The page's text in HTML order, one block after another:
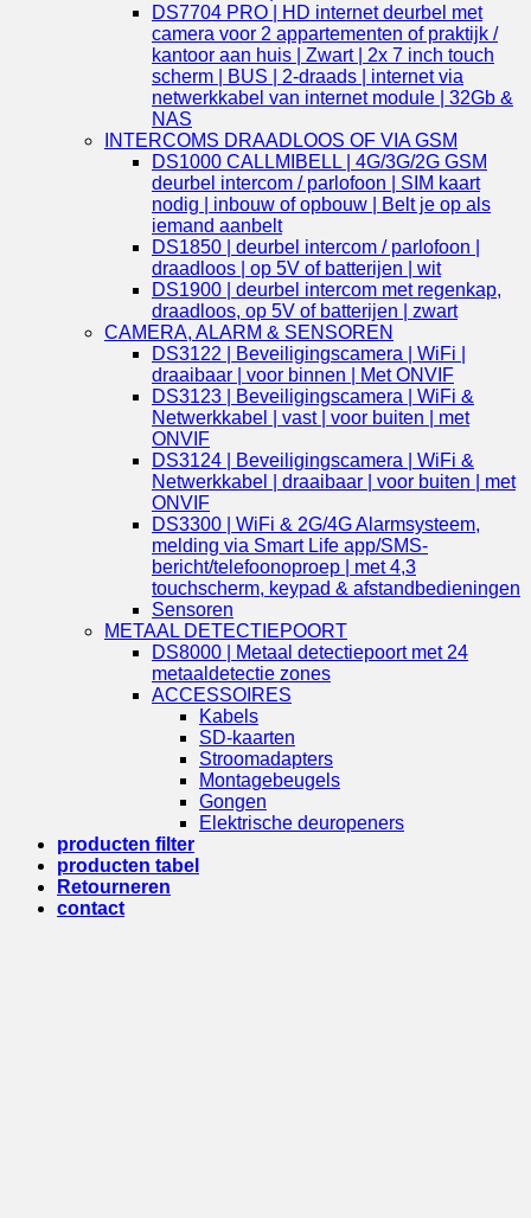
DS7704 PRO | HD internet deurbel met
camera voor 2 appartementen of praktijk /
kantoor aan huis | Zwart | 2x 7 inch touch
scherm | BUS | 2-draads | internet via
netwerkkabel van internet module | 32Gb &
NAS
INTERCOMS DRAADLOOS OF VIA GSM
DS1000 CALLMIBELL | 4G/3G/2G GSM
deurbel intercom / parlofoon | SIM kaart
nodig | inbouw of opbouw | Belt je op als
iemand aanbelt
DS1850 | deurbel intercom / parlofoon |
draadloos | op 5V of batterijen | wit
DS1900 | deurbel intercom met regenkap,
draadloos, op 5V of batterijen | zwart
CAMERA, ALARM & SENSOREN
DS3122 | Beveiligingscamera | WiFi |
draaibaar | voor binnen | Met ONVIF
DS3123 | Beveiligingscamera | WiFi &
Netwerkkabel | vast | voor buiten | met
ONVIF
DS3124 | Beveiligingscamera | WiFi &
Netwerkkabel | draaibaar | voor buiten | met
ONVIF
DS3300 | WiFi & 2G/4G Alarmsysteem,
melding via Smart Life app/SMS-
bericht/telefoonoproep | met 4,3
touchscherm, keypad & afstandbedieningen
Sensoren
METAAL DETECTIEPOORT
DS8000 | Metaal detectiepoort met 24
metaaldetectie zones
ACCESSOIRES
Kabels
SD-kaarten
Stroomadapters
Montagebeugels
Gongen
Elektrische deuropeners
producten filter
producten tabel
Retourneren
contact